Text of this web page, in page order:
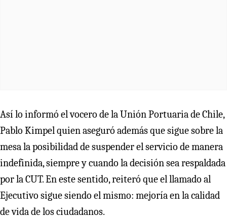
Así lo informó el vocero de la Unión Portuaria de Chile,
Pablo Kimpel quien aseguró además que sigue sobre la
mesa la posibilidad de suspender el servicio de manera
indefinida, siempre y cuando la decisión sea respaldada
por la CUT. En este sentido, reiteró que el llamado al
Ejecutivo sigue siendo el mismo: mejoría en la calidad
de vida de los ciudadanos.